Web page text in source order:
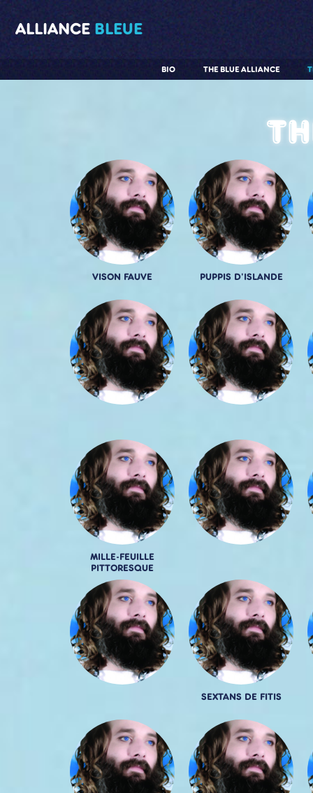
ALLIANCE BLEUE
THE BLUE ALLIANCE
BIO
VISON FAUVE PUPPIS D'ISLANDE
MILLE-FEUILLE
PITTORESQUE
SEXTANS DE FITIS